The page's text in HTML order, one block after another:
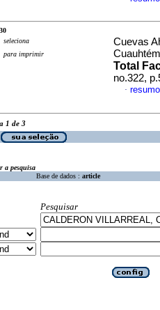
seleciona
para imprimir
Cuevas
Total
no.322,
·
1 de 3
a pesquisa
Base de dados : article
Pesquisar